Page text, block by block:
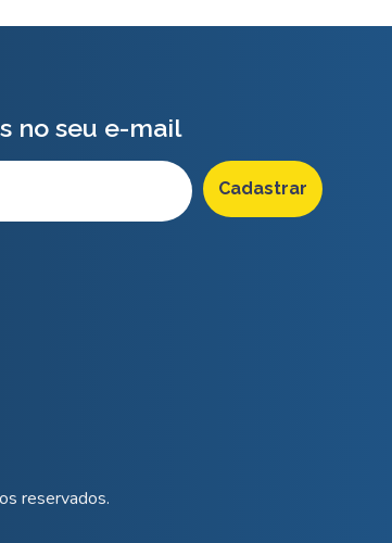
no seu e-mail
reservados.